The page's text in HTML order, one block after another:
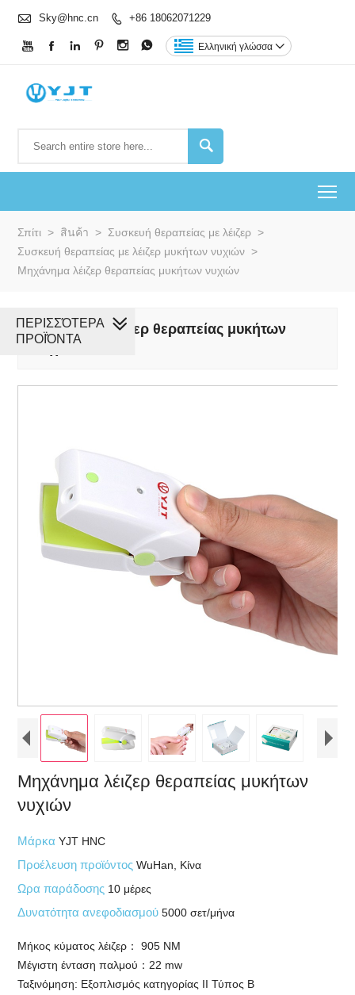
 Sky@hnc.cn  +86 18062071229
      Ελληνική γλώσσα 

Σπίτι > สินค้า > Συσκευή θεραπείας με λέιζερ >
Συσκευή θεραπείας με λέιζερ μυκήτων νυχιών >
Μηχάνημα λέιζερ θεραπείας μυκήτων νυχιών
Μηχάνημα λέιζερ θεραπείας μυκήτων
νυχιών
Μηχάνημα λέιζερ θεραπείας μυκήτων
νυχιών
ΜάρκαYJT HNC
Προέλευση προϊόντοςWuHan, Κίνα
Ωρα παράδοσης 10 μέρες
Δυνατότητα ανεφοδιασμού5000 σετ/μήνα
Μήκος κύματος λέιζερ： 905 NM
Μέγιστη ένταση παλμού：22 mw
Ταξινόμηση: Εξοπλισμός κατηγορίας II Τύπος Β
ΠΕΡΙΣΣΌΤΕΡΑ
ΠΡΟΪΌΝΤΑ